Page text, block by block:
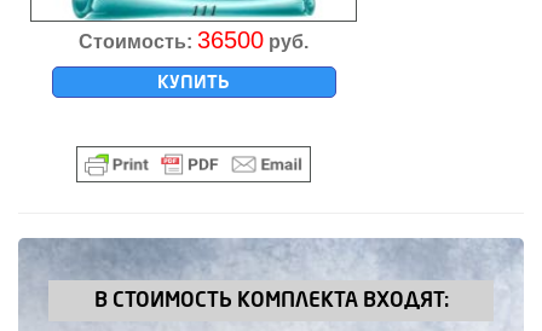
Стоимость: 36500 руб.
КУПИТЬ
В СТОИМОСТЬ КОМПЛЕКТА ВХОДЯТ: